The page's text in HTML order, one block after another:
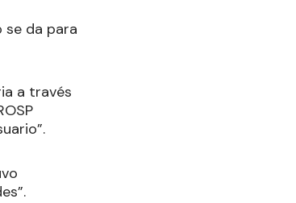
se da para
a través